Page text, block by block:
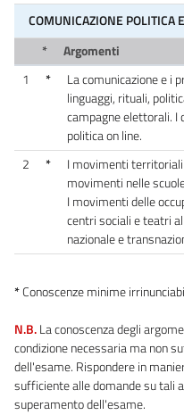
COMUNICAZIONE POLITICA
*
Argomenti
1
*
La comunicazione e i
linguaggi, rituali,
campagne elettorali. I
politica on line.
2
*
I movimenti territoriali
movimenti nelle
I movimenti delle
centri sociali e teatri
nazionale e
*Conoscenze minime
N.B.La conoscenza degli
condizione necessaria ma non
dell'esame. Rispondere in
sufficiente alle domande su tali
superamento dell'esame.